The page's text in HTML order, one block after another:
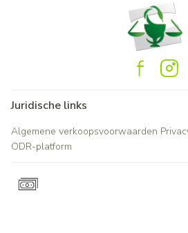
Juridische links
Algemene verkoopsvoorwaarden
ODR-platform